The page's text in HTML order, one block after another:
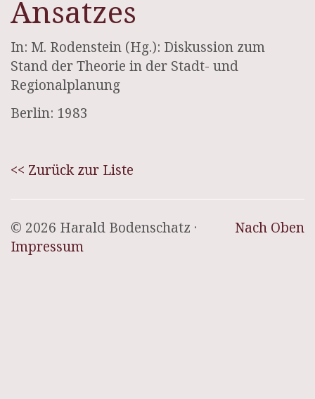
Ansatzes
In: M. Rodenstein (Hg.): Diskussion zum
Stand der Theorie in der Stadt- und
Regionalplanung
Berlin: 1983
<< Zurück zur Liste
Nach Oben
© 2026 Harald Bodenschatz ·
Impressum